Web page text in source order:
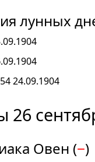
лунных
24.09.1904
26
Овен (−)